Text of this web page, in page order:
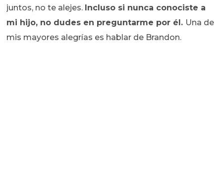
juntos, no te alejes. Incluso si nunca conociste a
mi hijo, no dudes en preguntarme por él. Una de
mis mayores alegrías es hablar de Brandon.